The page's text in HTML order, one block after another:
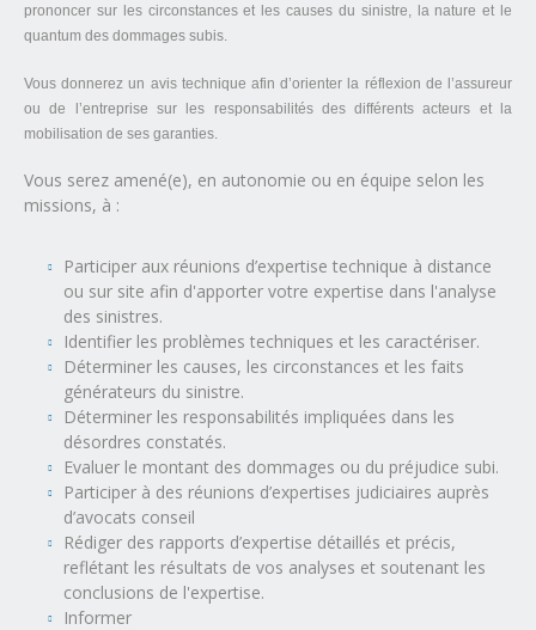
prononcer sur les circonstances et les causes du sinistre, la nature et le
quantum des dommages subis.
Vous donnerez un avis technique afin d’orienter la réflexion de l’assureur
ou de l’entreprise sur les responsabilités des différents acteurs et la
mobilisation de ses garanties.
Vous serez amené(e), en autonomie ou en équipe selon les
missions, à :
Participer aux réunions d’expertise technique à distance
ou sur site afin d'apporter votre expertise dans l'analyse
des sinistres.
Identifier les problèmes techniques et les caractériser.
Déterminer les causes, les circonstances et les faits
générateurs du sinistre.
Déterminer les responsabilités impliquées dans les
désordres constatés.
Evaluer le montant des dommages ou du préjudice subi.
Participer à des réunions d’expertises judiciaires auprès
d’avocats conseil
Rédiger des rapports d’expertise détaillés et précis,
reflétant les résultats de vos analyses et soutenant les
conclusions de l'expertise.
Informer